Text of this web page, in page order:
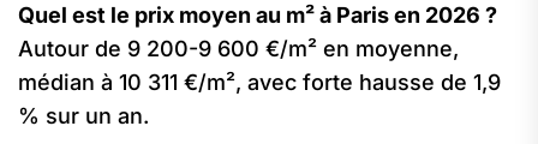
Quel est le prix moyen au m² à Paris en 2026 ?
Autour de 9 200-9 600 €/m² en moyenne,
médian à 10 311 €/m², avec forte hausse de 1,9
% sur un an.